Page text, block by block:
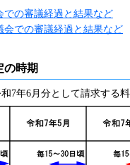
での審議経過と結果など
での審議経過と結果など
の時期
7年6月分として請求する